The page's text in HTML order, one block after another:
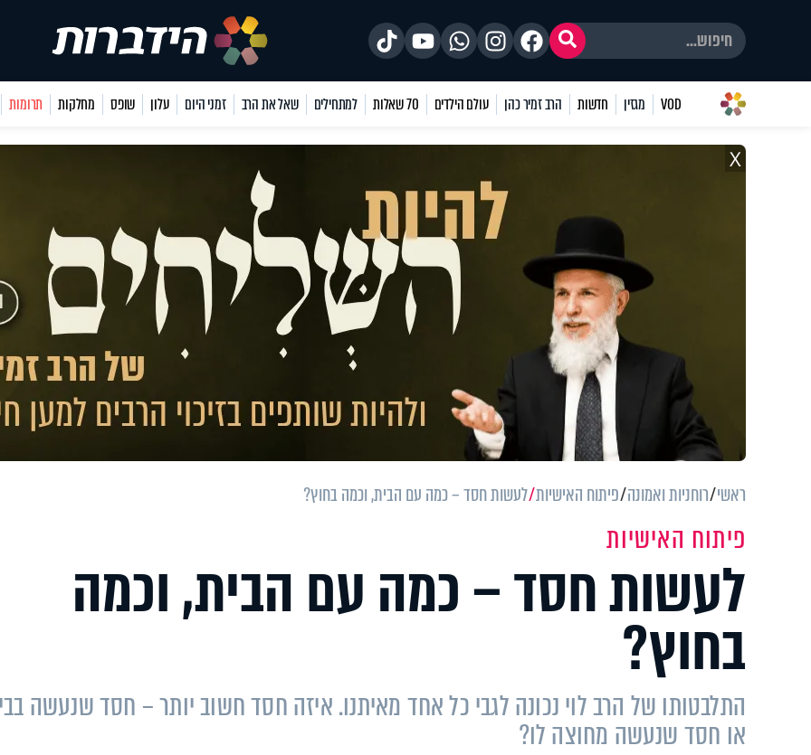
VOD מגזין חדשות הרב זמיר כהן עולם הילדים 70 שאלות למתחילים שאל את הרב זמני היום עלון שופס מחלקות תרומות
X
ראשי רוחניות ואמונה פיתוח האישיות לעשות חסד – כמה עם הבית, וכמה בחוץ?
פיתוח האישיות
לעשות חסד – כמה עם הבית, וכמה
בחוץ?
התלבטותו של הרב לוי נכונה לגבי כל אחד מאיתנו. איזה חסד חשוב יותר – חסד שנעשה
או חסד שנעשה מחוצה לו?